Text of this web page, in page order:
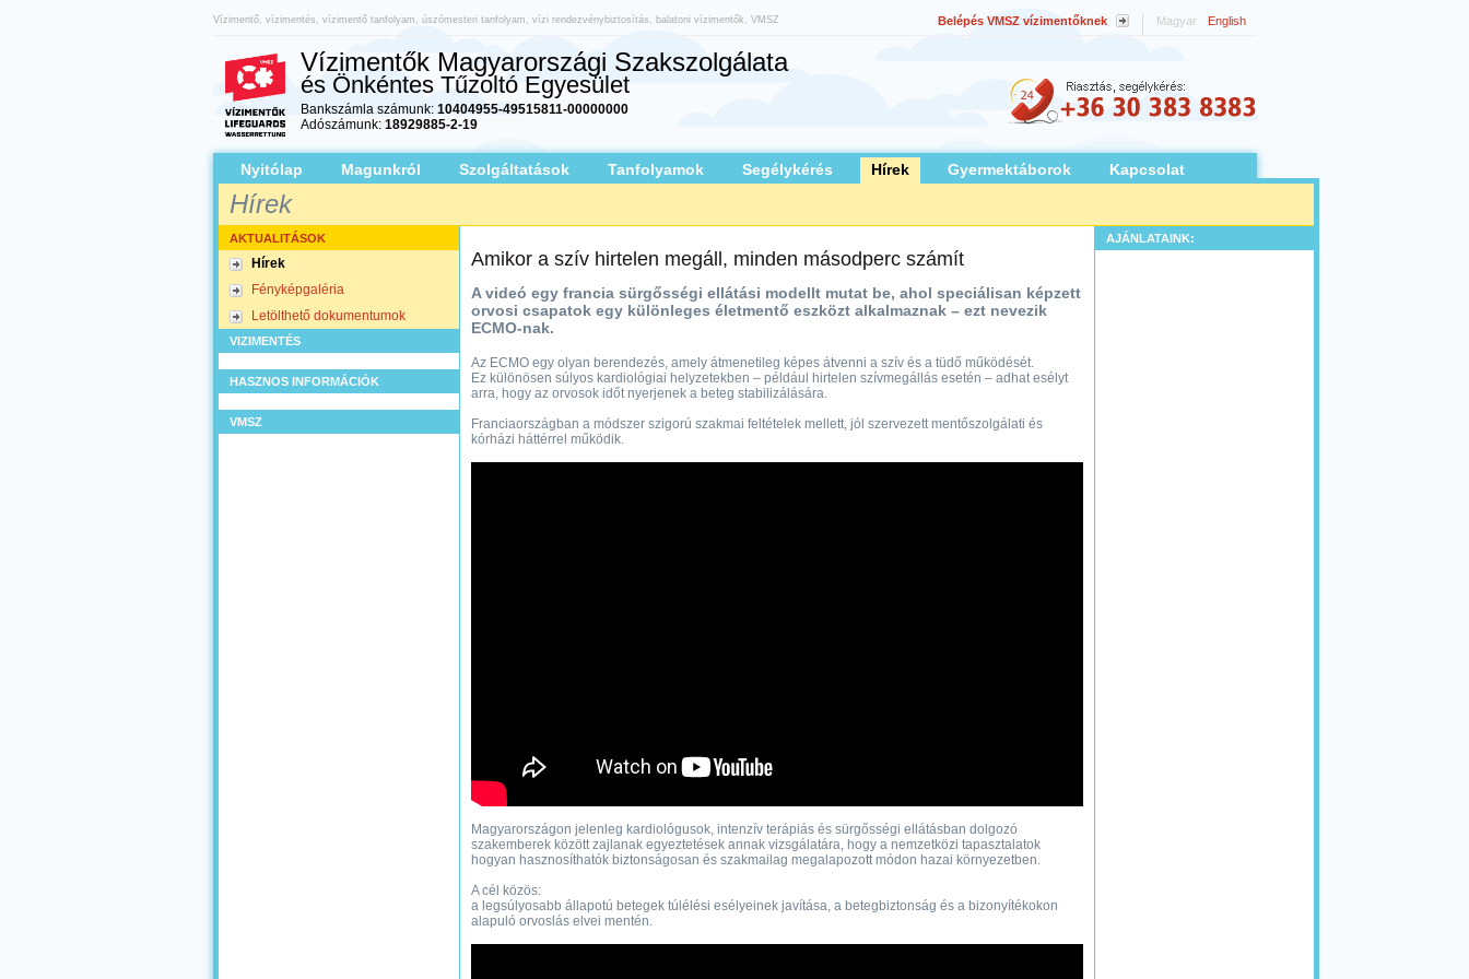
Vízimentő, vízimentés, vízimentő tanfolyam, úszómesteri tanfolyam, vízi rendezvénybiztosítás, balatoni vízimentők, VMSZ Belépés VMSZ vízimentőknek Magyar English
Vízimentők Magyarországi Szakszolgálata
és Önkéntes Tűzoltó Egyesület
Bankszámla számunk: 10404955-49515811-00000000
Adószámunk: 18929885-2-19
Nyitólap Magunkról Szolgáltatások Tanfolyamok Segélykérés Hírek Gyermektáborok Kapcsolat
Hírek
AKTUALITÁSOK
Hírek
Fényképgaléria
Letölthető dokumentumok
VIZIMENTÉS
HASZNOS INFORMÁCIÓK
VMSZ
Amikor a szív hirtelen megáll, minden másodperc számít
A videó egy francia sürgősségi ellátási modellt mutat be, ahol speciálisan képzett
orvosi csapatok egy különleges életmentő eszközt alkalmaznak – ezt nevezik
ECMO-nak.
Az ECMO egy olyan berendezés, amely átmenetileg képes átvenni a szív és a tüdő működését.
Ez különösen súlyos kardiológiai helyzetekben – például hirtelen szívmegállás esetén – adhat esélyt
arra, hogy az orvosok időt nyerjenek a beteg stabilizálására.
Franciaországban a módszer szigorú szakmai feltételek mellett, jól szervezett mentőszolgálati és
kórházi háttérrel működik.
Magyarországon jelenleg kardiológusok, intenzív terápiás és sürgősségi ellátásban dolgozó
szakemberek között zajlanak egyeztetések annak vizsgálatára, hogy a nemzetközi tapasztalatok
hogyan hasznosíthatók biztonságosan és szakmailag megalapozott módon hazai környezetben.
A cél közös:
a legsúlyosabb állapotú betegek túlélési esélyeinek javítása, a betegbiztonság és a bizonyítékokon
alapuló orvoslás elvei mentén.
AJÁNLATAINK: